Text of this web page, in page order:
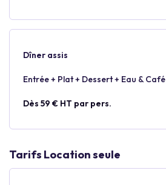
Dîner assis
Entrée + Plat + Dessert + Eau & Café
Dès 59 € HT par pers.
Tarifs Location seule